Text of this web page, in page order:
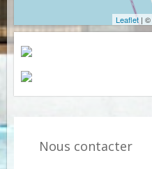
Leaflet | ©
Nous contacter